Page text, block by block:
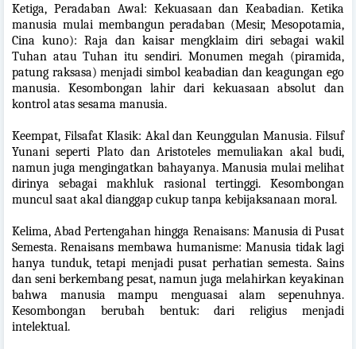
Ketiga, Peradaban Awal: Kekuasaan dan Keabadian. Ketika
manusia mulai membangun peradaban (Mesir, Mesopotamia,
Cina kuno): Raja dan kaisar mengklaim diri sebagai wakil
Tuhan atau Tuhan itu sendiri. Monumen megah (piramida,
patung raksasa) menjadi simbol keabadian dan keagungan ego
manusia. Kesombongan lahir dari kekuasaan absolut dan
kontrol atas sesama manusia.
Keempat, Filsafat Klasik: Akal dan Keunggulan Manusia. Filsuf
Yunani seperti Plato dan Aristoteles memuliakan akal budi,
namun juga mengingatkan bahayanya. Manusia mulai melihat
dirinya sebagai makhluk rasional tertinggi. Kesombongan
muncul saat akal dianggap cukup tanpa kebijaksanaan moral.
Kelima, Abad Pertengahan hingga Renaisans: Manusia di Pusat
Semesta. Renaisans membawa humanisme: Manusia tidak lagi
hanya tunduk, tetapi menjadi pusat perhatian semesta. Sains
dan seni berkembang pesat, namun juga melahirkan keyakinan
bahwa manusia mampu menguasai alam sepenuhnya.
Kesombongan berubah bentuk: dari religius menjadi
intelektual.